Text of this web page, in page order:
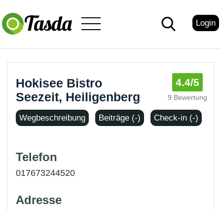
Login
Hokisee Bistro
Seezeit, Heiligenberg
4.4/5
9 Bewertung
Wegbeschreibung Beiträge (-) Check-in (-)
Telefon
017673244520
Adresse